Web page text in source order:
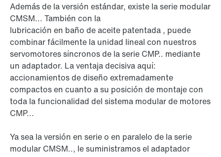
Además de la versión estándar, existe la serie modular
CMSM... También con la
lubricación en baño de aceite patentada , puede
combinar fácilmente la unidad lineal con nuestros
servomotores síncronos de la serie CMP.. mediante
un adaptador. La ventaja decisiva aquí:
accionamientos de diseño extremadamente
compactos en cuanto a su posición de montaje con
toda la funcionalidad del sistema modular de motores
CMP...
Ya sea la versión en serie o en paralelo de la serie
modular CMSM.., le suministramos el adaptador